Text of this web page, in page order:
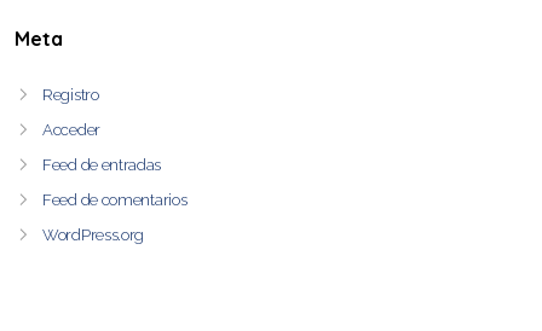
Meta
Registro
Acceder
Feed de entradas
Feed de comentarios
WordPress.org